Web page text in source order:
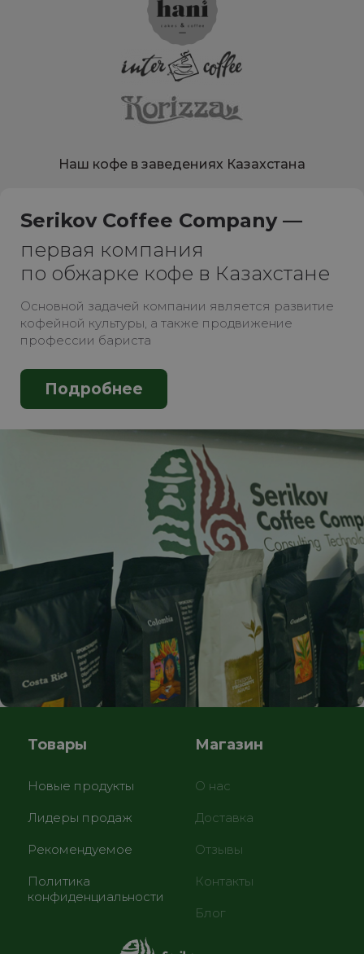
Наш кофе в заведениях Казахстана
Serikov Coffee Company —
первая компания
по обжарке кофе в Казахстане
Основной задачей компании является развитие
кофейной культуры, а также продвижение
профессии бариста
Подробнее
Товары
Новые продукты
Лидеры продаж
Рекомендуемое
Политика
конфиденциальности
Магазин
О нас
Доставка
Отзывы
Контакты
Блог